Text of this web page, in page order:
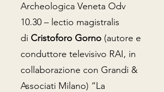
Archeologica Veneta Odv
10.30 – lectio magistralis
di Cristoforo Gorno (autore e
conduttore televisivo RAI, in
collaborazione con Grandi &
Associati Milano) “La